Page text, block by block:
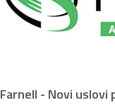
Farnell - Novi uslovi